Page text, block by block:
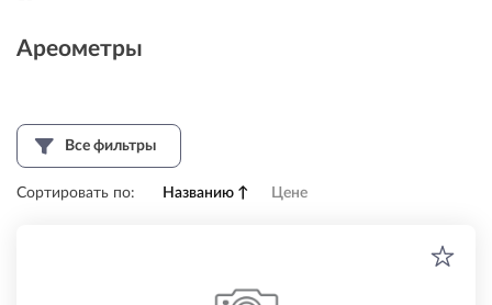
Ареометры
Все фильтры
Сортировать по: Названию ↑ Цене